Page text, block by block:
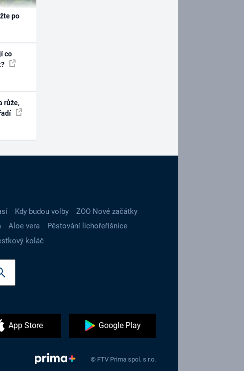
po
co
růže,
Kdy budou volby
ZOO Nové začátky
Aloe vera
Pěstování lichořeřišnice
koláč
App Store Google Play
© FTV Prima spol. s r.o.